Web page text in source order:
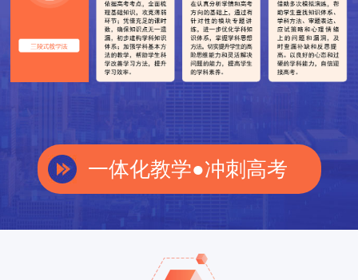
一体化教学●冲刺高考